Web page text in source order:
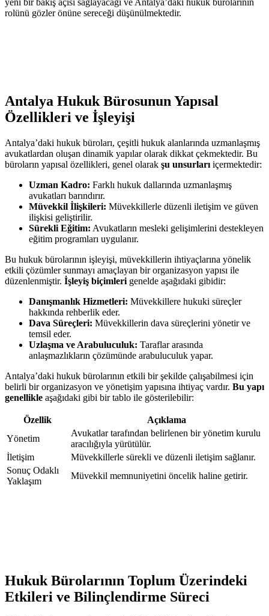
rolünü gözler önüne sereceği düşünülmektedir.
Antalya Hukuk Bürosunun Yapısal
Özellikleri ve İşleyişi
Antalya’daki hukuk büroları, çeşitli hukuk alanlarında uzmanlaşmış
avukatlardan oluşan dinamik yapılar olarak dikkat çekmektedir. Bu
büroların yapısal özellikleri, genel olarak şu unsurları içermektedir:
Uzman Kadro: Farklı hukuk dallarında uzmanlaşmış
avukatları barındırır.
Müvekkil İlişkileri: Müvekkillerle düzenli iletişim ve güven
ilişkisi geliştirilir.
Sürekli Eğitim: Avukatların mesleki gelişimlerini destekleyen
eğitim programları uygulanır.
Bu hukuk bürolarının işleyişi, müvekkillerin ihtiyaçlarına yönelik
etkili çözümler sunmayı amaçlayan bir organizasyon yapısı ile
düzenlenmiştir. İşleyiş biçimleri genelde aşağıdaki gibidir:
Danışmanlık Hizmetleri: Müvekkillere hukuki süreçler
hakkında rehberlik eder.
Dava Süreçleri: Müvekkillerin dava süreçlerini yönetir ve
temsil eder.
Uzlaşma ve Arabuluculuk: Taraflar arasında
anlaşmazlıkların çözümünde arabuluculuk yapar.
Antalya’daki hukuk bürolarının etkili bir şekilde çalışabilmesi için
belirli bir organizasyon ve yönetişim yapısına ihtiyaç vardır. Bu yapı
genellikle aşağıdaki gibi bir tablo ile gösterilebilir:
Özellik
Açıklama
Yönetim
Avukatlar tarafından belirlenen bir yönetim kurulu
aracılığıyla yürütülür.
İletişim
Müvekkillerle sürekli ve düzenli iletişim sağlanır.
Sonuç Odaklı
Yaklaşım
Müvekkil memnuniyetini öncelik haline getirir.
Hukuk Bürolarının Toplum Üzerindeki
Etkileri ve Bilinçlendirme Süreci